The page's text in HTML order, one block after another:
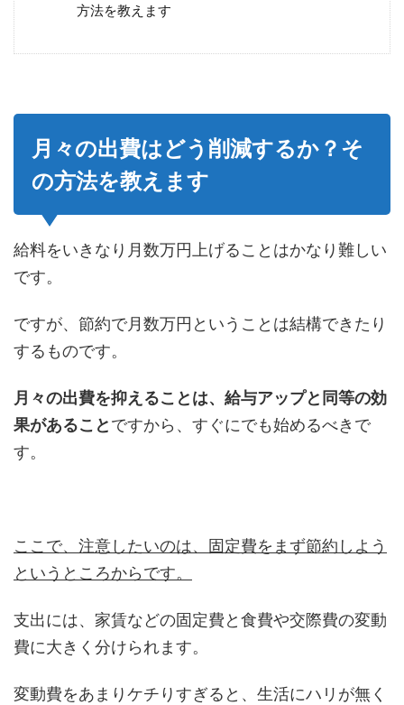
方法を教えます
月々の出費はどう削減するか？そ
の方法を教えます
給料をいきなり月数万円上げることはかなり難しい
です。
ですが、節約で月数万円ということは結構できたり
するものです。
月々の出費を抑えることは、給与アップと同等の効
果があることですから、すぐにでも始めるべきで
す。
ここで、注意したいのは、固定費をまず節約しよう
というところからです。
支出には、家賃などの固定費と食費や交際費の変動
費に大きく分けられます。
変動費をあまりケチりすぎると、生活にハリが無く